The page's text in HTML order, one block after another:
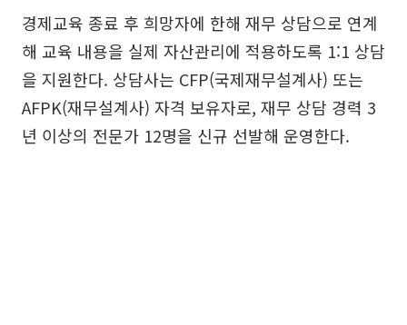
경제교육 종료 후 희망자에 한해 재무 상담으로 연계
해 교육 내용을 실제 자산관리에 적용하도록 1:1 상담
을 지원한다. 상담사는 CFP(국제재무설계사) 또는
AFPK(재무설계사) 자격 보유자로, 재무 상담 경력 3
년 이상의 전문가 12명을 신규 선발해 운영한다.